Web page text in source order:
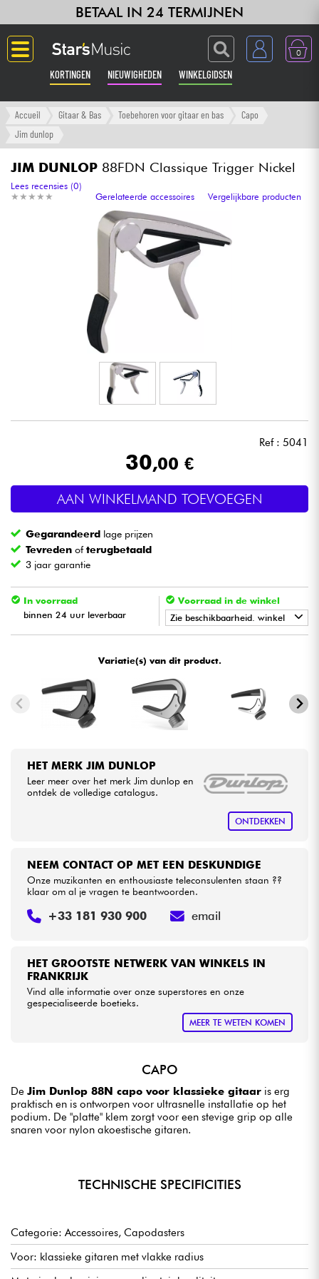
BETAAL IN 24 TERMIJNEN
0
KORTINGEN NIEUWIGHEDEN WINKELGIDSEN
Langue
Versterker & Effecten
Toetsenbord & Piano
Synths & samplers
Home-studio
Hoofdtelefoon
Licht
Blaasinstrument
Viool & Quatuor
Kinderen
HiFi
Bekijk onze merken
Accueil Gitaar & Bas Toebehoren voor gitaar en bas
Capo
Jim dunlop
JIM DUNLOP 88FDN Classique Trigger Nickel
★ ★ ★ ★ ★
★ ★ ★ ★ ★
Lees recensies (0)
Gerelateerde accessoires
Vergelijkbare producten
Ref : 5041
30,00 €
AAN WINKELMAND TOEVOEGEN
Gegarandeerd lage prijzen
Tevreden ofterugbetaald
3 jaar garantie
In voorraad
binnen 24 uur leverbaar
Voorraad in de winkel
Zie beschikbaarheid. winkel
• Star
• Star LILLE
• MusicPARIS
Variatie(s) van dit product.
HET MERK JIM DUNLOP
Leer meer over het merk Jim dunlop en
ontdek de volledige catalogus.
ONTDEKKEN
HET GROOTSTE NETWERK VAN WINKELS IN
FRANKRIJK
Vind alle informatie over onze superstores en onze
gespecialiseerde boetieks.
MEER TE WETEN KOMEN
NEEM CONTACT OP MET EEN DESKUNDIGE
Onze muzikanten en enthousiaste teleconsulenten staan ??
klaar om al je vragen te beantwoorden.
+33 181 930 900 email
CAPO
De Jim Dunlop 88N capo voor klassieke gitaar is erg
praktisch en is ontworpen voor ultrasnelle installatie op het
podium. De "platte" klem zorgt voor een stevige grip op alle
snaren voor nylon akoestische gitaren.
TECHNISCHE SPECIFICITIES
Categorie: Accessoires, Capodasters
Voor: klassieke gitaren met vlakke radius